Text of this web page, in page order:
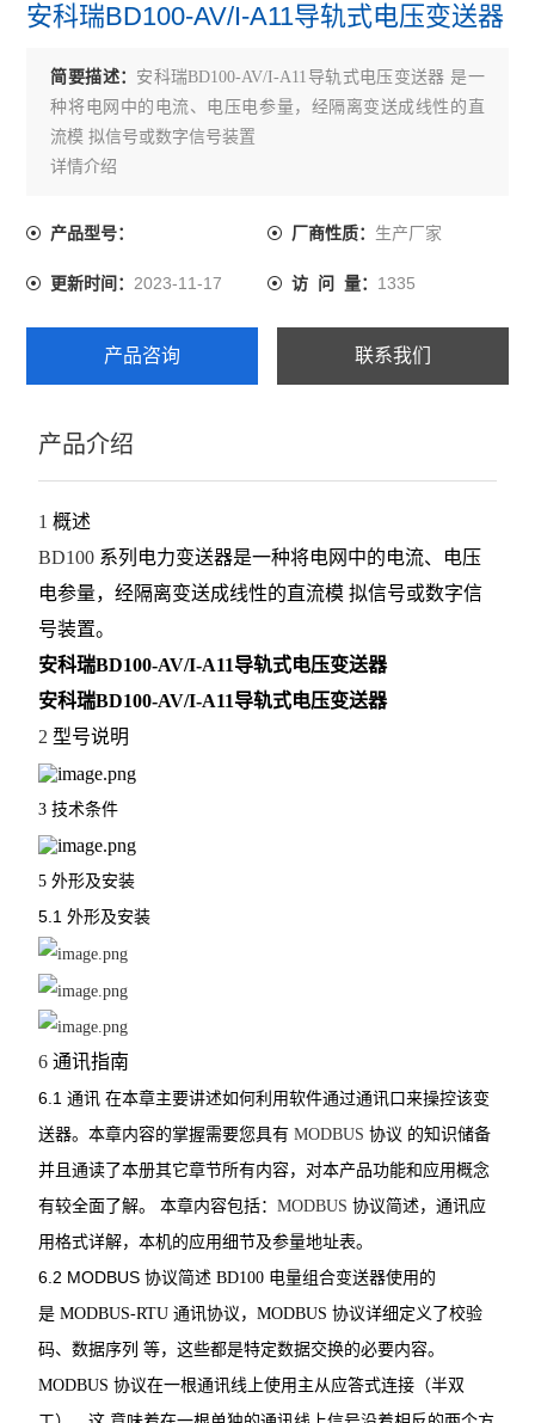
一进二出隔离器
三相三线电压变送器
三相四线电量变送器
BM系列模拟信号隔离器
BA系列交流电流传感器
霍尔传感器
电流变送器
安科瑞BD100-AV/I-A11导轨式电压变送器
简要描述： 安科瑞BD100-AV/I-A11导轨式电压变送器 是一
种将电网中的电流、电压电参量，经隔离变送成线性的直
流模 拟信号或数字信号装置
详情介绍
产品型号： 厂商性质： 生产厂家
更新时间：2023-11-17 访 问 量： 1335
产品咨询 联系我们
产品介绍
1概述
BD100 系列电力变送器是一种将电网中的电流、电压
电参量，经隔离变送成线性的直流模拟信号或数字信
号装置。
安科瑞BD100-AV/I-A11导轨式电压变送器
安科瑞BD100-AV/I-A11导轨式电压变送器
2 型号说明
3技术条件
5外形及安装
5.1外形及安装
6通讯指南
6.1通讯在本章主要讲述如何利用软件通过通讯口来操控该变
送器。本章内容的掌握需要您具有MODBUS协议 的知识储备
并且通读了本册其它章节所有内容，对本产品功能和应用概念
有较全面了解。本章内容包括：MODBUS协议简述，通讯应
用格式详解，本机的应用细节及参量地址表。
6.2 MODBUS协议简述BD100 电量组合变送器使用的
是MODBUS-RTU通讯协议，MODBUS协议详细定义了校验
码、数据序列等，这些都是特定数据交换的必要内容。
MODBUS协议在一根通讯线上使用主从应答式连接（半双